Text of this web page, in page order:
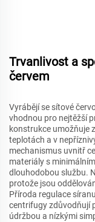
Trvanlivost a
červem
Vyrábějí se sítové
vhodnou pro nejtěžší
konstrukce umožňuje
teplotách a v
mechanismus uvnitř
materiály s
dlouhodobou službu.
protože jsou
Příroda regulace
centrifugy zdůvodňují
údržbou a nízkými